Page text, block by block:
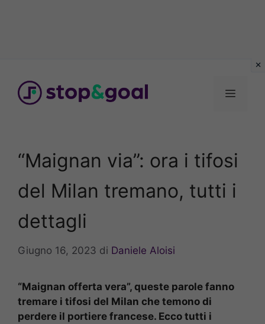
contenuto
Menu
“Maignan via”: ora i tifosi
del Milan tremano, tutti i
dettagli
Giugno 16, 2023 di Daniele Aloisi
“Maignan offerta vera”, queste parole fanno
tremare i tifosi del Milan che temono di
perdere il portiere francese. Ecco tutti i